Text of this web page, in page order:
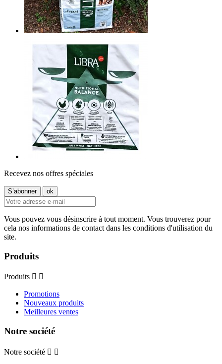
Recevez nos offres spéciales
Vous pouvez vous désinscrire à tout moment. Vous trouverez pour
cela nos informations de contact dans les conditions d'utilisation du
site.
Produits
Produits  
Promotions
Nouveaux produits
Meilleures ventes
Notre société
Notre société  